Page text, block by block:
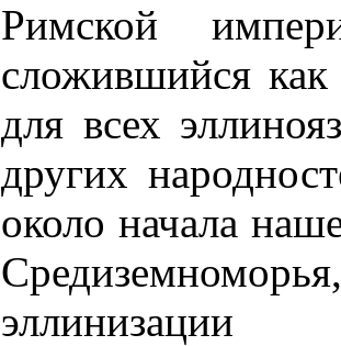
Римской
сложившийся
для всех
других
около начала